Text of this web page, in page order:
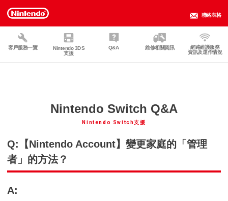
客戶服務一覽
Nintendo 3DS
支援
Q&A 維修相關資訊
聯絡表格
網路維護服務
資訊及運作情況
Nintendo Switch Q&A
Nintendo Switch支援
Q:【Nintendo Account】變更家庭的「管理
者」的方法？
A: